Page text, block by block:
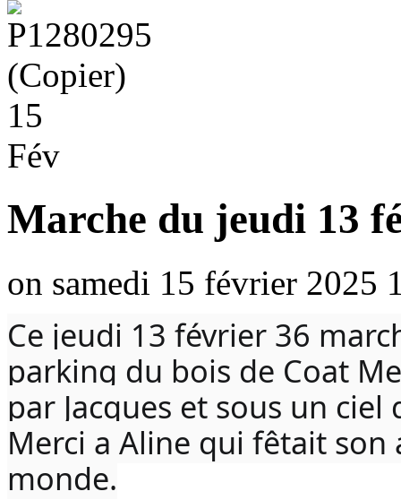
15
Fév
Marche du jeudi 13
on samedi 15 février 2025
Ce jeudi 13 février 36
parking du bois de Coat
par Jacques et sous un
Merci a Aline qui fêtait
monde.